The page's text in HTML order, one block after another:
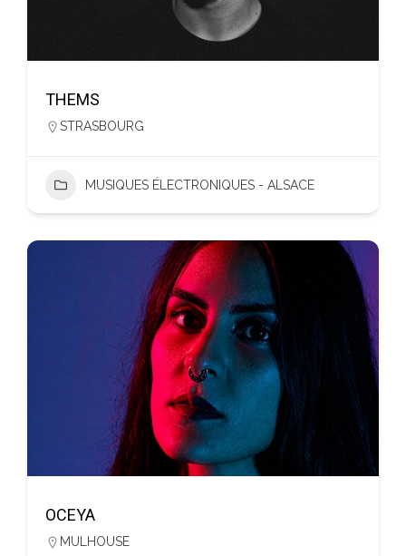
THEMS
STRASBOURG
MUSIQUES ÉLECTRONIQUES - ALSACE
OCEYA
MULHOUSE